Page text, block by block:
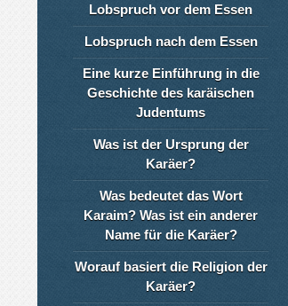
Lobspruch vor dem Essen
Lobspruch nach dem Essen
Eine kurze Einführung in die
Geschichte des karäischen
Judentums
Was ist der Ursprung der
Karäer?
Was bedeutet das Wort
Karaim? Was ist ein anderer
Name für die Karäer?
Worauf basiert die Religion der
Karäer?